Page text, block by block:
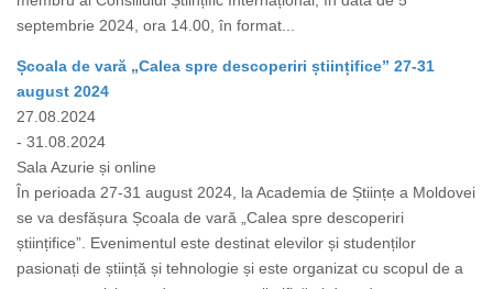
septembrie 2024, ora 14.00, în format...
Școala de vară „Calea spre descoperiri științifice” 27-31
august 2024
27.08.2024
- 31.08.2024
Sala Azurie și online
În perioada 27-31 august 2024, la Academia de Științe a Moldovei
se va desfășura Școala de vară „Calea spre descoperiri
științifice”. Evenimentul este destinat elevilor și studenților
pasionați de știință și tehnologie și este organizat cu scopul de a